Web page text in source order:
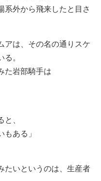
系外から飛来したと目さ
アは、その名の通りスケ
る。
た岩部騎手は
、
もある」
たいというのは、生産者